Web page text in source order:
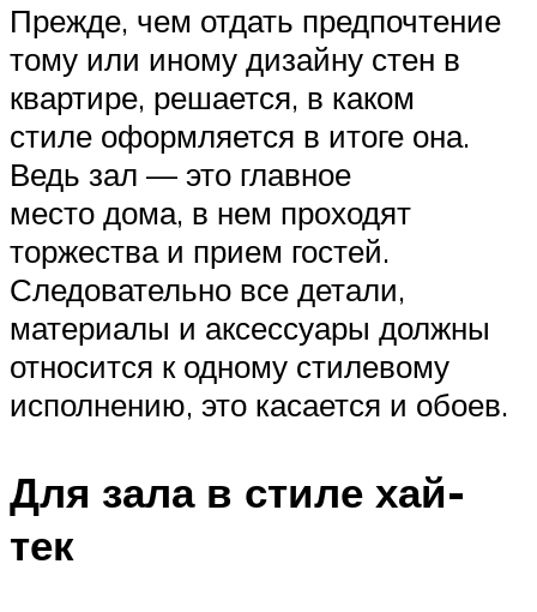
Прежде, чем отдать предпочтение
тому или иному дизайну стен в
квартире, решается, в каком
стиле оформляется в итоге она.
Ведь зал — это главное
место дома, в нем проходят
торжества и прием гостей.
Следовательно все детали,
материалы и аксессуары должны
относится к одному стилевому
исполнению, это касается и обоев.
Для зала в стиле хай-
тек